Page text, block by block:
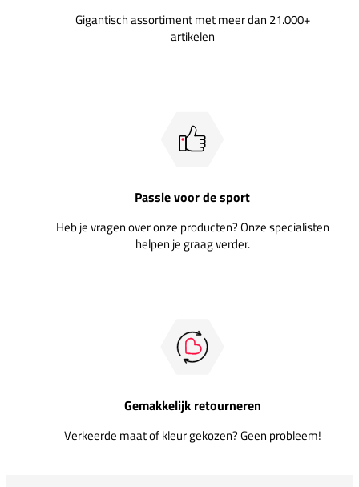
Gigantisch assortiment met meer dan 21.000+
artikelen
Passie voor de sport
Heb je vragen over onze producten? Onze specialisten
helpen je graag verder.
Gemakkelijk retourneren
Verkeerde maat of kleur gekozen? Geen probleem!